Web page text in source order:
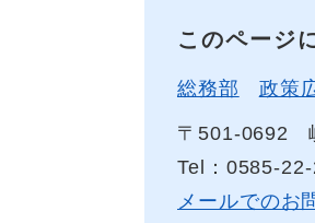
このページ
総務部 政策
〒501-0692
Tel：0585-
メールでのお